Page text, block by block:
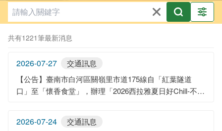
共有1221筆最新消息
2026-07-27
交通訊息
【公告】臺南市白河區關嶺里市道175線自「紅葉隧道
口」至「懷香食堂」，辦理「2026西拉雅夏日好Chill-不動
2026-07-24
交通訊息